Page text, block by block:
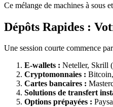
Ce mélange de machines à sous
Dépôts Rapides :
Une session courte commence
E‑wallets : Neteller, Skrill
Cryptomonnaies :
Cartes bancaires :
Solutions de transfert
Options prépayées :